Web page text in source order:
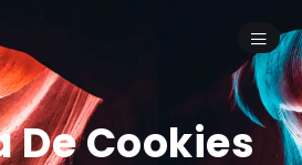
De Cookies